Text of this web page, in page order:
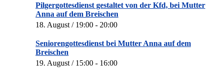
Pilgergottesdienst gestaltet von der Kfd, bei Mutter
Anna auf dem Breischen
18. August / 19:00 - 20:00
Seniorengottesdienst bei Mutter Anna auf dem
Breischen
19. August / 15:00 - 16:00